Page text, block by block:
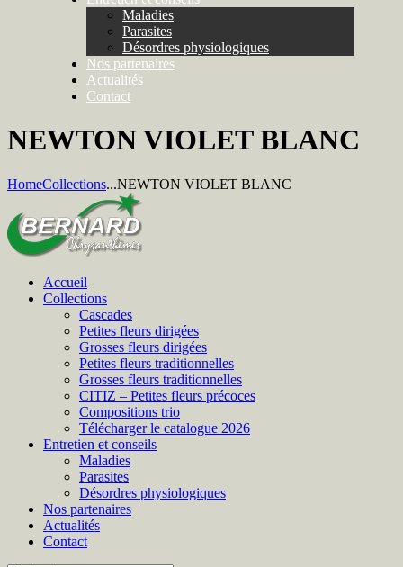
Maladies
Parasites
Désordres physiologiques
Nos partenaires
Actualités
Contact
NEWTON VIOLET BLANC
HomeCollections...NEWTON VIOLET BLANC
Accueil
Collections
Cascades
Petites fleurs dirigées
Grosses fleurs dirigées
Petites fleurs traditionnelles
Grosses fleurs traditionnelles
CITIZ – Petites fleurs précoces
Compositions trio
Télécharger le catalogue 2026
Entretien et conseils
Maladies
Parasites
Désordres physiologiques
Nos partenaires
Actualités
Contact